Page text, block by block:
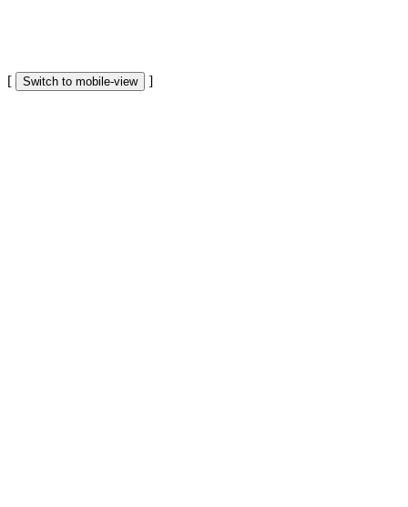
[ Switch to mobile-view ]